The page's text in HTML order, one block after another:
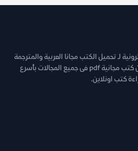
لـ تحميل الكتب مجانا العربية والمترجمة
والروايات والقصص وغيرها من كتب مجانية pdf فى جميع المجالات بأسرع
كتب اونلاين.